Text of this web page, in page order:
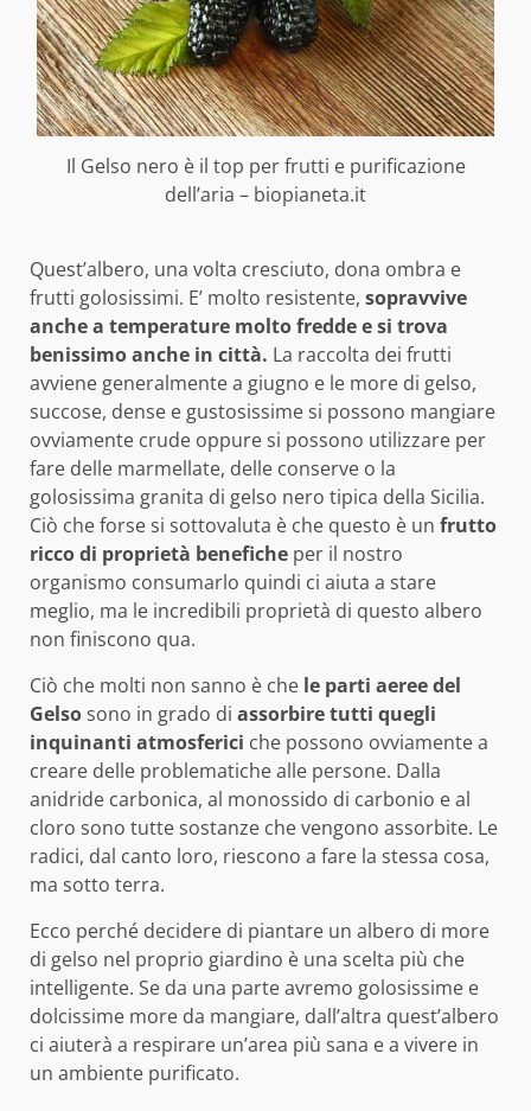
Il Gelso nero è il top per frutti e purificazione
dell’aria – biopianeta.it
Quest’albero, una volta cresciuto, dona ombra e
frutti golosissimi. E’ molto resistente, sopravvive
anche a temperature molto fredde e si trova
benissimo anche in città. La raccolta dei frutti
avviene generalmente a giugno e le more di gelso,
succose, dense e gustosissime si possono mangiare
ovviamente crude oppure si possono utilizzare per
fare delle marmellate, delle conserve o la
golosissima granita di gelso nero tipica della Sicilia.
Ciò che forse si sottovaluta è che questo è un frutto
ricco di proprietà benefiche per il nostro
organismo consumarlo quindi ci aiuta a stare
meglio, ma le incredibili proprietà di questo albero
non finiscono qua.
Ciò che molti non sanno è che le parti aeree del
Gelsosono in grado di assorbire tutti quegli
inquinanti atmosferici che possono ovviamente a
creare delle problematiche alle persone. Dalla
anidride carbonica, al monossido di carbonio e al
cloro sono tutte sostanze che vengono assorbite. Le
radici, dal canto loro, riescono a fare la stessa cosa,
ma sotto terra.
Ecco perché decidere di piantare un albero di more
di gelso nel proprio giardino è una scelta più che
intelligente. Se da una parte avremo golosissime e
dolcissime more da mangiare, dall’altra quest’albero
ci aiuterà a respirare un’area più sana e a vivere in
un ambiente purificato.